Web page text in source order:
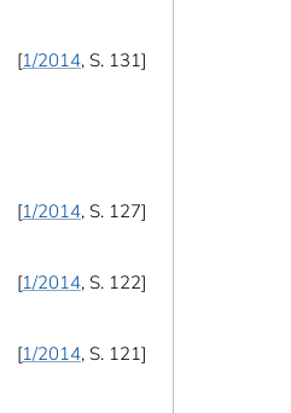
1/2014, S. 131
1/2014, S. 127
1/2014, S. 122
1/2014, S. 121